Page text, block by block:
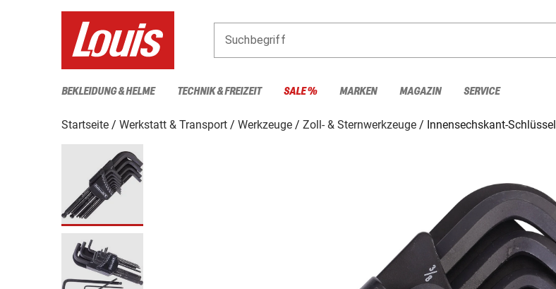
Suchbegriff
BEKLEIDUNG & HELME TECHNIK & FREIZEIT SALE % MARKEN MAGAZIN SERVICE
Startseite Werkstatt & Transport Werkzeuge Zoll- & Sternwerkzeuge
Innensechskant-Schlüssel